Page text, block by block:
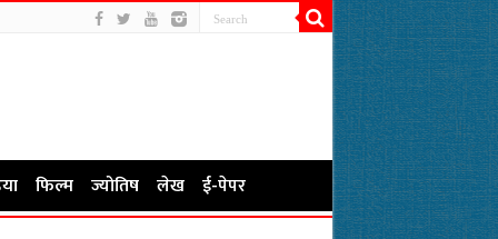
फिल्म ज्योतिष लेख ई-पेपर